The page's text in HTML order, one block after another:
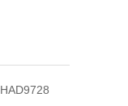
HAD9728